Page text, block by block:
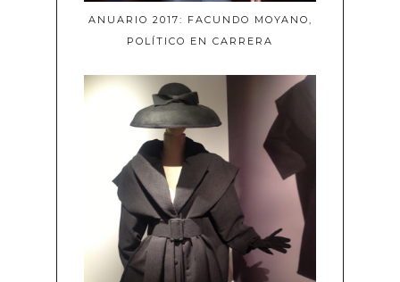
ANUARIO 2017: FACUNDO MOYANO,
POLÍTICO EN CARRERA